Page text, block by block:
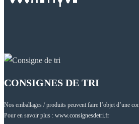
CONSIGNES DE TRI
Nos emballages / produits peuvent faire l’objet d’une
Pour en savoir plus : www.consignesdetri.fr